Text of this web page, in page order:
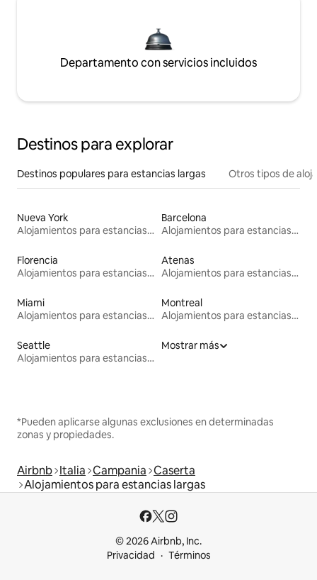
Departamento con servicios incluidos
Destinos para explorar
Destinos populares para estancias largas Otros tipos de
Nueva York
Alojamientos para estancias largas
Barcelona
Alojamientos para estancias largas
Florencia
Alojamientos para estancias largas
Atenas
Alojamientos para estancias largas
Miami
Alojamientos para estancias largas
Montreal
Alojamientos para estancias largas
Seattle
Alojamientos para estancias largas
Mostrar más
*Pueden aplicarse algunas exclusiones en determinadas
zonas y propiedades.
Airbnb Italia Campania Caserta
Alojamientos para estancias largas
© 2026 Airbnb, Inc.
Privacidad
Términos